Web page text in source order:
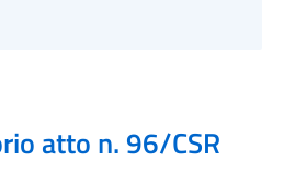
atto n. 96/CSR